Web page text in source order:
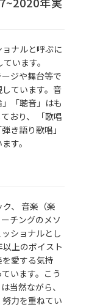
ナルと呼ぶに
います。
ジや舞台等で
ています。音
「聴音」はも
おり、 「歌唱
き語り歌唱」
す。
、 音楽（楽
チングのメソ
ショナルとし
上のボイスト
愛する気持
います。こう
当然ながら、
力を重ねてい